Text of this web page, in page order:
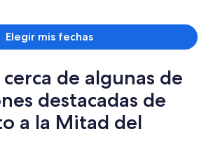
por
Elegir mis fechas
de algunas de
destacadas de
a la Mitad del